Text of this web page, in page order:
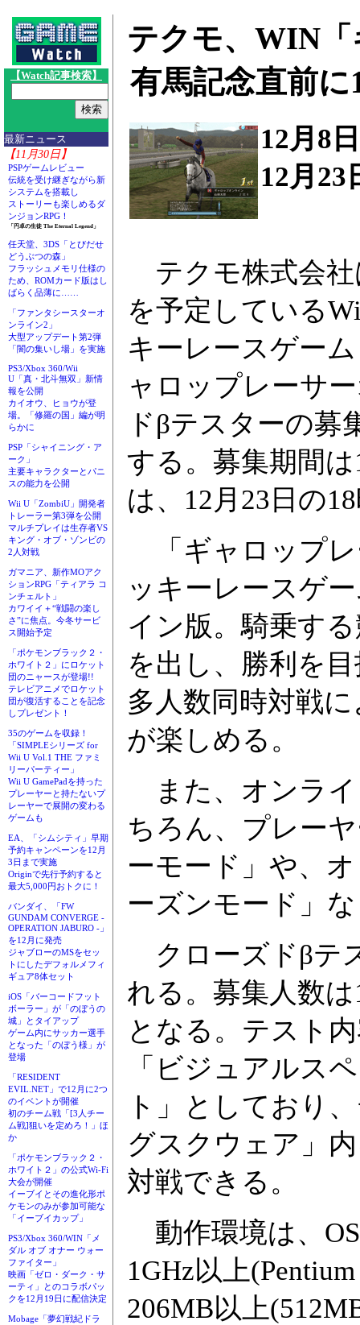
【Watch記事検索】
最新ニュース
【11月30日】
PSPゲームレビュー
伝統を受け継ぎながら新
システムを搭載し
ストーリーも楽しめるダ
ンジョンRPG！
「円卓の生徒 The Eternal Legend」
任天堂、3DS「とびだせ
どうぶつの森」
フラッシュメモリ仕様の
ため、ROMカード版はし
ばらく品薄に……
「ファンタシースターオ
ンライン2」
大型アップデート第2弾
「闇の集いし場」を実施
PS3/Xbox 360/Wii
U「真・北斗無双」新情
報を公開
カイオウ、ヒョウが登
場。「修羅の国」編が明
らかに
PSP「シャイニング・ア
ーク」
主要キャラクターとパニ
スの能力を公開
Wii U「ZombiU」開発者
トレーラー第3弾を公開
マルチプレイは生存者VS
キング・オブ・ゾンビの
2人対戦
ガマニア、新作MOアク
ションRPG「ティアラ コ
ンチェルト」
カワイイ＋“戦闘の楽し
さ”に焦点。今冬サービ
ス開始予定
「ポケモンブラック２・
ホワイト２」にロケット
団のニャースが登場!!
テレビアニメでロケット
団が復活することを記念
しプレゼント！
35のゲームを収録！
「SIMPLEシリーズ for
Wii U Vol.1 THE ファミ
リーパーティー」
Wii U GamePadを持った
プレーヤーと持たないプ
レーヤーで展開の変わる
ゲームも
EA、「シムシティ」早期
予約キャンペーンを12月
3日まで実施
Originで先行予約すると
最大5,000円おトクに！
バンダイ、「FW
GUNDAM CONVERGE -
OPERATION JABURO -」
を12月に発売
ジャブローのMSをセッ
トにしたデフォルメフィ
ギュア8体セット
iOS「バーコードフット
ボーラー」が「のぼうの
城」とタイアップ
ゲーム内にサッカー選手
となった「のぼう様」が
登場
「RESIDENT
EVIL.NET」で12月に2つ
のイベントが開催
初のチーム戦「[3人チー
ム戦]狙いを定めろ！」ほ
か
「ポケモンブラック２・
ホワイト２」の公式Wi-Fi
大会が開催
イーブイとその進化形ポ
ケモンのみが参加可能な
「イーブイカップ」
PS3/Xbox 360/WIN「メ
ダル オブ オナー ウォー
ファイター」
映画「ゼロ・ダーク・サ
ーティ」とのコラボパッ
クを12月19日に配信決定
Mobage「夢幻戦紀ドラ
テクモ、WIN
有馬記念直前
12月8
12月23
テクモ株式会社
を予定している
キーレースゲー
ャロップレーサ
ドβテスターの募
する。募集期間
は、12月23日の
「ギャロップレ
ッキーレースゲ
イン版。騎乗す
を出し、勝利を
多人数同時対戦
が楽しめる。
また、オンライ
ちろん、プレー
ーモード」や、
ーズンモード」
クローズドβテ
れる。募集人数
となる。テスト
「ビジュアルス
ト」としており
グスクウェア」
対戦できる。
動作環境は、
1GHz以上
206MB以上